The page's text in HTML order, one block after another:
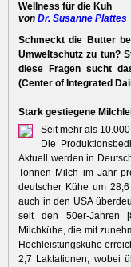
Wellness für die Kuh
von Dr. Susanne Plattes
Schmeckt die Butter
Umweltschutz zu tun?
diese Fragen sucht
(Center of Integrated
Stark gestiegene
Seit mehr als
Die
Aktuell werden in
Tonnen Milch im Jahr
deutscher Kühe um
auch in den USA
seit den 50er-Jahren
Milchkühe, die mit
Hochleistungskühe
2,7 Laktationen, wobei